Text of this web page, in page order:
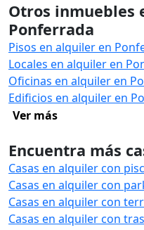
Otros inmuebles
Ponferrada
Pisos en alquiler en
Locales en alquiler en
Oficinas en alquiler en
Edificios en alquiler en
Ver más
Encuentra más
Casas en alquiler con
Casas en alquiler con
Casas en alquiler con
Casas en alquiler con